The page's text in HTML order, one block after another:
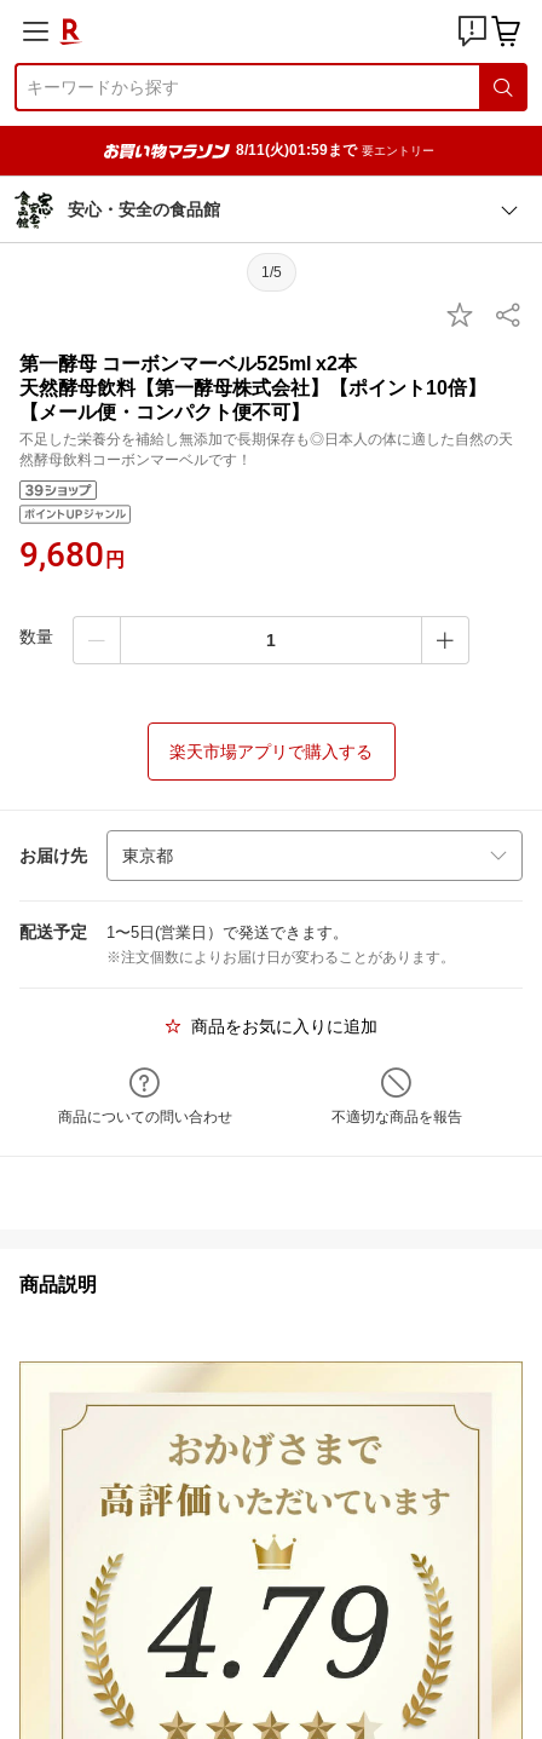
8/11(火)01:59まで 要エントリー
安心・安全の食品館
1/5
第一酵母 コーボンマーベル525ml x2本
天然酵母飲料【第一酵母株式会社】【ポイント10倍】
【メール便・コンパクト便不可】
不足した栄養分を補給し無添加で長期保存も◎日本人の体に適した自然の天
然酵母飲料コーボンマーベルです！
9,680 円
数量
楽天市場アプリで購入する
お届け先
配送予定 1〜5日(営業日）で発送できます。
※注文個数によりお届け日が変わることがあります。
商品をお気に入りに追加
商品についての問い合わせ 不適切な商品を報告
商品説明